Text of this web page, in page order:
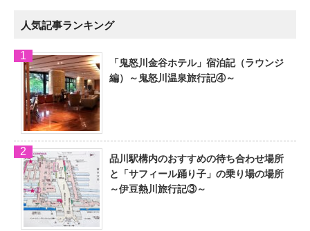
人気記事ランキング
「鬼怒川金谷ホテル」宿泊記（ラウンジ
編）～鬼怒川温泉旅行記④～
品川駅構内のおすすめの待ち合わせ場所
と「サフィール踊り子」の乗り場の場所
～伊豆熱川旅行記③～